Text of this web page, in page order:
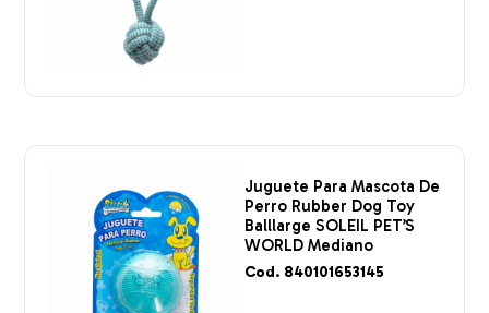
Juguete Para Mascota De
Perro Rubber Dog Toy
Balllarge SOLEIL PET’S
WORLD Mediano
Cod. 840101653145